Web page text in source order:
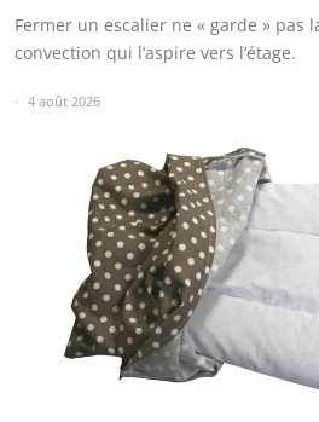
Fermer un escalier ne « garde » pas
convection qui l’aspire vers l’étage.
4 août 2026